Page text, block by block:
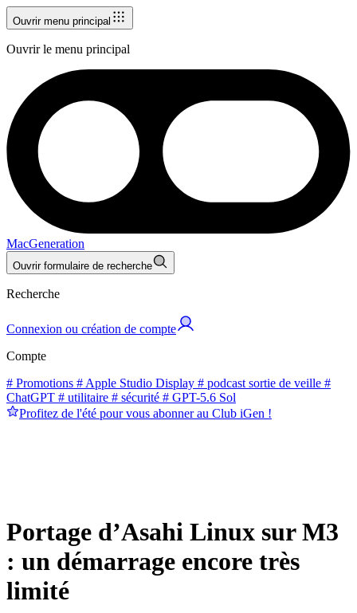
Ouvrir menu principal
Ouvrir le menu principal
MacGeneration
Ouvrir formulaire de recherche
Recherche
Connexion ou création de compte
Compte
# Promotions # Apple Studio Display # podcast sortie de veille #
ChatGPT # utilitaire # sécurité # GPT-5.6 Sol
Profitez de l'été pour vous abonner au Club iGen !
Portage d’Asahi Linux sur M3
: un démarrage encore très
limité